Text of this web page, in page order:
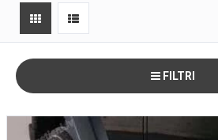
KONTAKTINFORMĀCIJA
FILTRI